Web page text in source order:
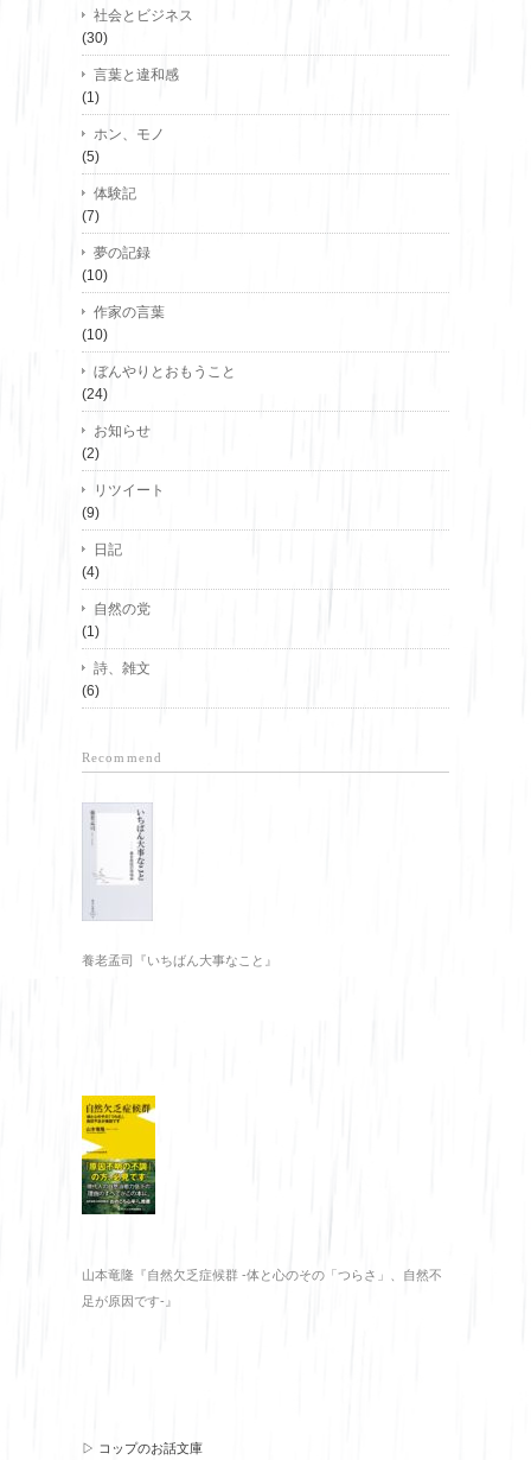
社会とビジネス
(30)
言葉と違和感
(1)
ホン、モノ
(5)
体験記
(7)
夢の記録
(10)
作家の言葉
(10)
ぼんやりとおもうこと
(24)
お知らせ
(2)
リツイート
(9)
日記
(4)
自然の党
(1)
詩、雑文
(6)
Recommend
養老孟司『いちばん大事なこと』
山本竜隆『自然欠乏症候群 -体と心のその「つらさ」、自然不
足が原因です-』
▷ コップのお話文庫